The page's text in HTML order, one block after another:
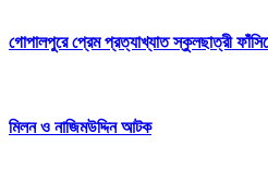
গোপালপুরে প্রেম প্রত্যাখ্যাত স্কুলছাত্রী
মিলন ও নাজিমউদ্দিন আটক